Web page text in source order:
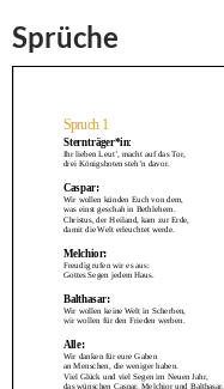
Sprüche